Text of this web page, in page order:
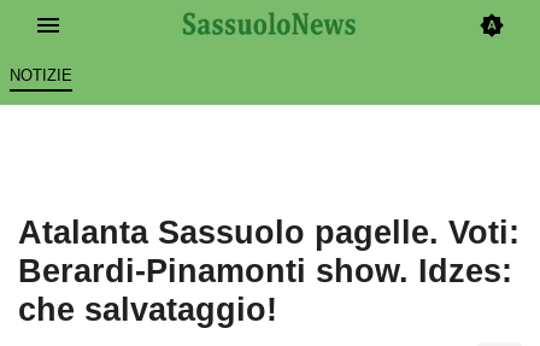
NOTIZIE
Atalanta Sassuolo pagelle. Voti:
Berardi-Pinamonti show. Idzes:
che salvataggio!